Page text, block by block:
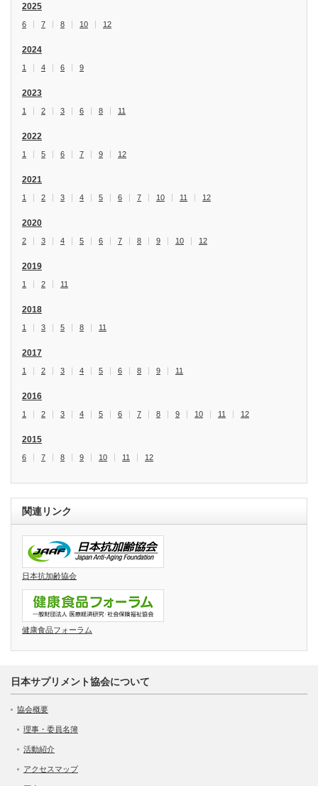
2025
6 7 8 10 12
2024
1 4 6 9
2023
1 2 3 6 8 11
2022
1 5 6 7 9 12
2021
1 2 3 4 5 6 7 10 11 12
2020
2 3 4 5 6 7 8 9 10 12
2019
1 2 11
2018
1 3 5 8 11
2017
1 2 3 4 5 6 8 9 11
2016
1 2 3 4 5 6 7 8 9 10 11 12
2015
6 7 8 9 10 11 12
関連リンク
日本抗加齢協会
健康食品フォーラム
日本サプリメント協会について
協会概要
理事・委員名簿
活動紹介
アクセスマップ